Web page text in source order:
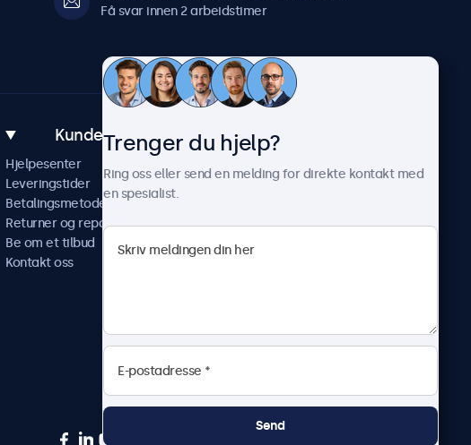
Få svar innen 2 arbeidstimer
Kundeservice
Hjelpesenter
Leveringstider
Betalingsmetoder
Returner og reparer
Be om et tilbud
Kontakt oss
Om Beetronics
Nyheter & oppdateringer
Jobb med oss
Betingelser og vilkår
Trenger du hjelp?
Ring oss eller send en melding for direkte kontakt med
en spesialist.
Send